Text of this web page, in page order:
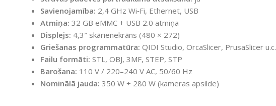
Savienojamība: 2,4 GHz Wi‑Fi, Ethernet, USB
Atmiņa: 32 GB eMMC + USB 2.0 atmiņa
Displejs: 4,3″ skārienekrāns (480 × 272)
Griešanas programmatūra: QIDI Studio, OrcaSlicer, PrusaSlicer u.c.
Failu formāti: STL, OBJ, 3MF, STEP, STP
Barošana: 110 V / 220–240 V AC, 50/60 Hz
Nominālā jauda: 350 W + 280 W (kameras apsilde)